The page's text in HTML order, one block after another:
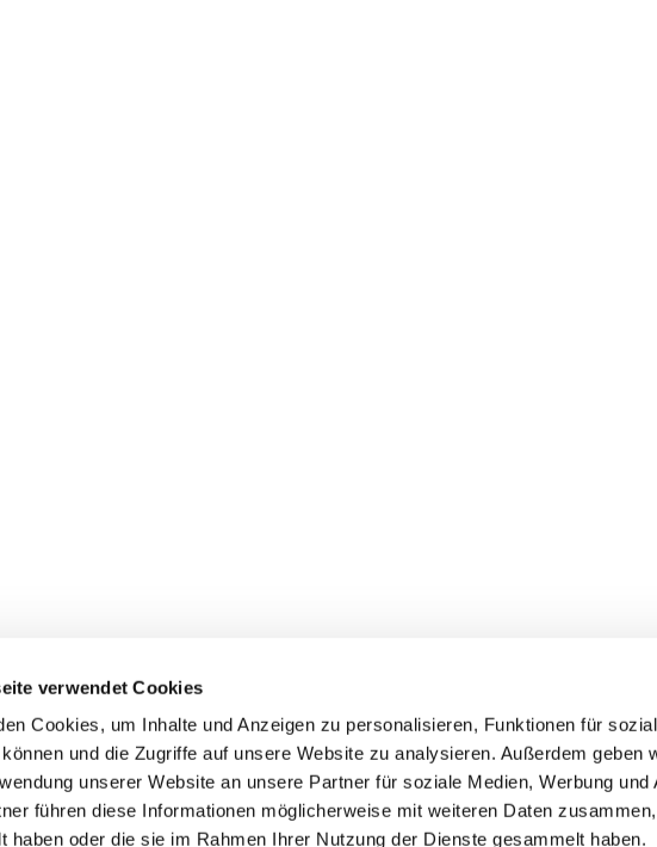
verwendet Cookies
Cookies, um Inhalte und Anzeigen zu personalisieren, Funktionen für
und die Zugriffe auf unsere Website zu analysieren. Außerdem geben
unserer Website an unsere Partner für soziale Medien, Werbung und
führen diese Informationen möglicherweise mit weiteren Daten
haben oder die sie im Rahmen Ihrer Nutzung der Dienste gesammelt haben.
Unternehmen Service Kontakt